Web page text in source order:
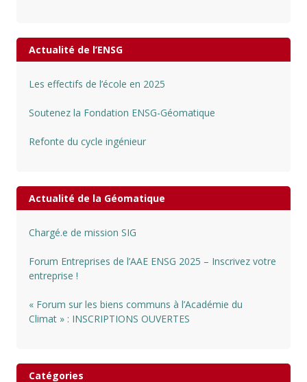
Actualité de l’ENSG
Les effectifs de l’école en 2025
Soutenez la Fondation ENSG-Géomatique
Refonte du cycle ingénieur
Actualité de la Géomatique
Chargé.e de mission SIG
Forum Entreprises de l’AAE ENSG 2025 – Inscrivez votre
entreprise !
« Forum sur les biens communs à l’Académie du
Climat » : INSCRIPTIONS OUVERTES
Catégories